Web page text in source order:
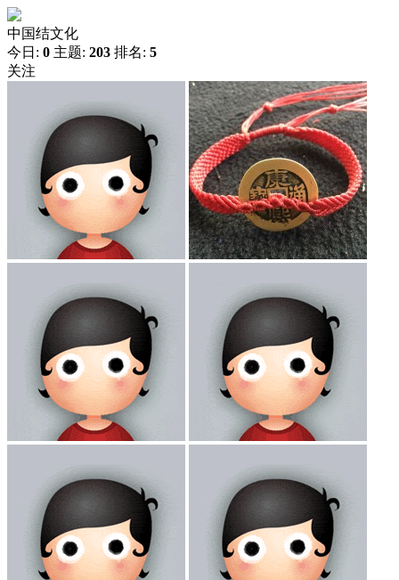
中国结文化
今日: 0 主题: 203 排名: 5
关注